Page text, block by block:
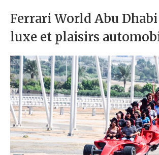
Ferrari World Abu Dhabi
luxe et plaisirs